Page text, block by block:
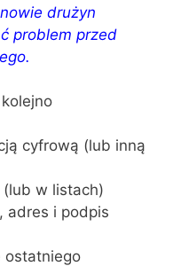
drużyn
problem przed
cyfrową (lub inną
w listach)
adres i podpis
ostatniego